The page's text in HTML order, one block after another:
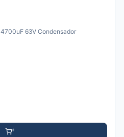
63V Condensador